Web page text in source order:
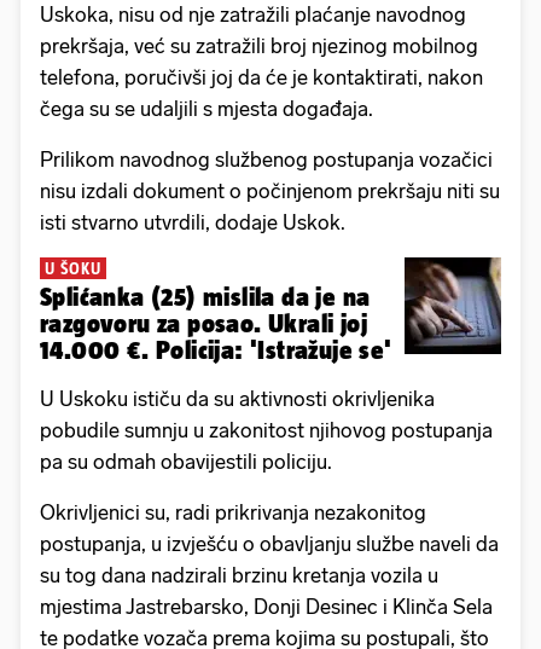
Uskoka, nisu od nje zatražili plaćanje navodnog
prekršaja, već su zatražili broj njezinog mobilnog
telefona, poručivši joj da će je kontaktirati, nakon
čega su se udaljili s mjesta događaja.
Prilikom navodnog službenog postupanja vozačici
nisu izdali dokument o počinjenom prekršaju niti su
isti stvarno utvrdili, dodaje Uskok.
U ŠOKU
Splićanka (25) mislila da je na
razgovoru za posao. Ukrali joj
14.000 €. Policija: 'Istražuje se'
U Uskoku ističu da su aktivnosti okrivljenika
pobudile sumnju u zakonitost njihovog postupanja
pa su odmah obavijestili policiju.
Okrivljenici su, radi prikrivanja nezakonitog
postupanja, u izvješću o obavljanju službe naveli da
su tog dana nadzirali brzinu kretanja vozila u
mjestima Jastrebarsko, Donji Desinec i Klinča Sela
te podatke vozača prema kojima su postupali, što